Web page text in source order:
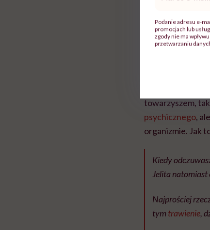
Stres
Stres jest
krótkotrwałego
towarzyszem,
psychicznego,
organizmie. Jak
Kiedy
Jelita natomiast
Najprościej
tym trawienie,
mail*
Podanie adresu e-
promocjach lub
zgody nie ma
przetwarzaniu